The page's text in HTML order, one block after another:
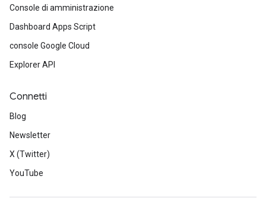
Console di amministrazione
Dashboard Apps Script
console Google Cloud
Explorer API
Connetti
Blog
Newsletter
X (Twitter)
YouTube